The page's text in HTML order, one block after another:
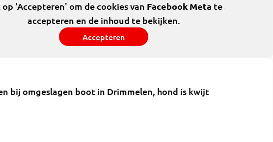
op 'Accepteren' om de cookies van Facebook Meta te
accepteren en de inhoud te bekijken.
Accepteren
bij omgeslagen boot in Drimmelen, hond is kwijt